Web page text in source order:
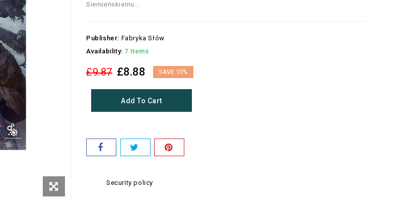
Siemieńskiemu...
Publisher: Fabryka Słów
Availability: 7 Items
£9.87 £8.88 SAVE 10%
Add To Cart
Security policy